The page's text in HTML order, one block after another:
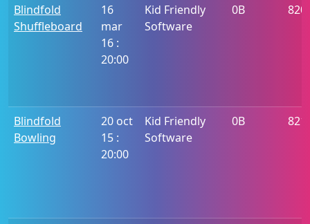
Blindfold
Shuffleboard
16
mar
16 :
20:00
Kid Friendly
Software
0B 820
Blindfold
Bowling
20 oct
15 :
20:00
Kid Friendly
Software
0B 821